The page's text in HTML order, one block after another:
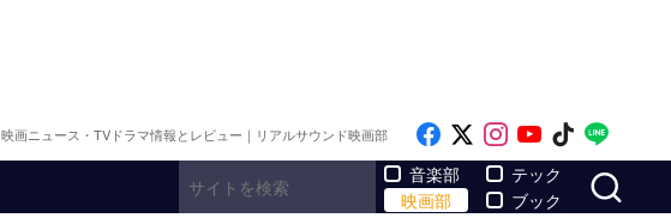
映画ニュース・TVドラマ情報とレビュー｜リアルサウンド映画部 Like on Facebook
Follow on x
Follow on
Follow on
Follow
音楽部
映画部
テック
ブック